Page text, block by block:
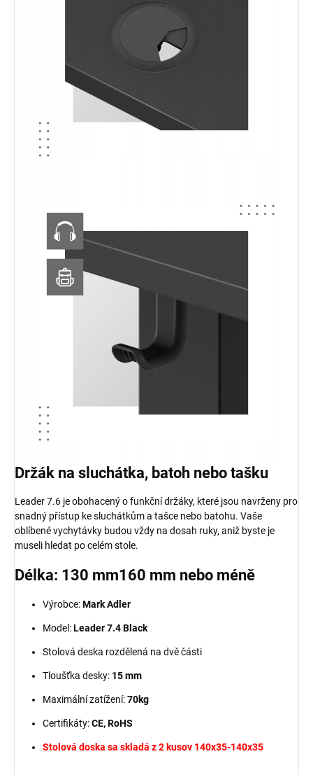
Držák na sluchátka, batoh nebo tašku
Leader 7.6 je obohacený o funkční držáky, které jsou navrženy pro
snadný přístup ke sluchátkům a tašce nebo batohu. Vaše
oblíbené vychytávky budou vždy na dosah ruky, aniž byste je
museli hledat po celém stole.
Délka: 130 mm160 mm nebo méně
Výrobce:Mark Adler
Model:Leader 7.4 Black
Stolová deska rozdělená na dvě části
Tloušťka desky: 15 mm
Maximální zatížení:70kg
Certifikáty:CE, RoHS
Stolová doska sa skladá z 2 kusov 140x35-140x35